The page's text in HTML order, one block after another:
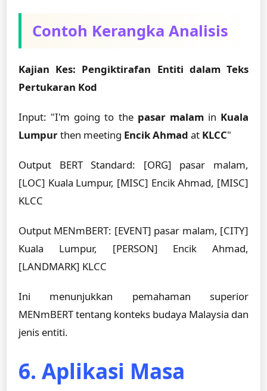
Contoh Kerangka Analisis
Kajian Kes: Pengiktirafan Entiti dalam Teks
Pertukaran Kod
Input: "I'm going to the pasar malamin Kuala
Lumpurthen meeting Encik Ahmad at KLCC"
Output BERT Standard: [ORG] pasar malam,
[LOC] Kuala Lumpur, [MISC] Encik Ahmad, [MISC]
KLCC
Output MENmBERT: [EVENT] pasar malam, [CITY]
Kuala Lumpur, [PERSON] Encik Ahmad,
[LANDMARK] KLCC
Ini menunjukkan pemahaman superior
MENmBERT tentang konteks budaya Malaysia dan
jenis entiti.
6. Aplikasi Masa